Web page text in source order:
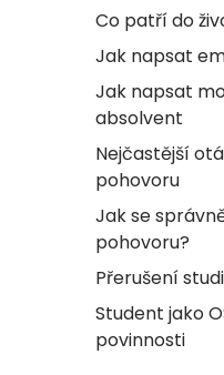
Co patří do
Jak napsat
Jak napsat
absolvent
Nejčastější
pohovoru
Jak se
pohovoru?
Přerušení
Student jako
povinnosti